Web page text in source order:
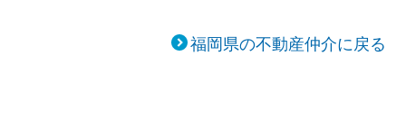
福岡県の不動産仲介に戻る